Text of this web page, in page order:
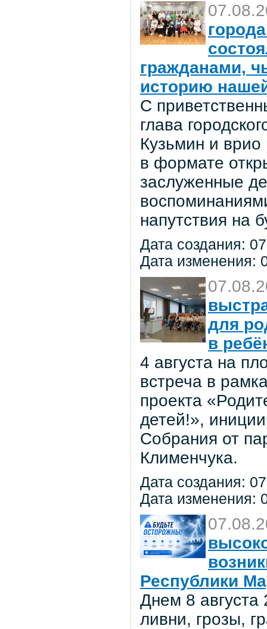
гражданами,
историю
С
глава
Кузьмин и
в формате
заслуженные
напутствия на
Дата создания:
Дата изменения:
для
в
4 августа на
встреча в
проекта
детей!»,
Собрания от
Клименчука.
Дата создания:
Дата изменения:
Республики
Днем 8
ливни, грозы,